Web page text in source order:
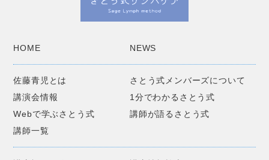
HOME NEWS
佐藤青児とは
さとう式メンバーズについて
講演会情報
1分でわかるさとう式
Webで学ぶさとう式
講師が語るさとう式
講師一覧